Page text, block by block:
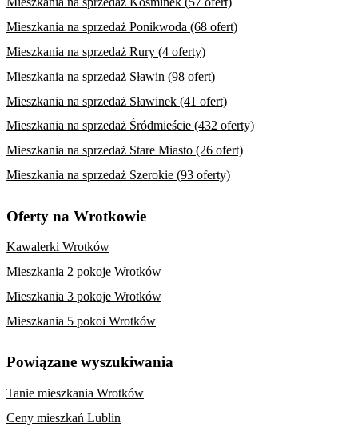
Mieszkania na sprzedaż Ponikwoda (68 ofert)
Mieszkania na sprzedaż Rury (4 oferty)
Mieszkania na sprzedaż Sławin (98 ofert)
Mieszkania na sprzedaż Sławinek (41 ofert)
Mieszkania na sprzedaż Śródmieście (432 oferty)
Mieszkania na sprzedaż Stare Miasto (26 ofert)
Mieszkania na sprzedaż Szerokie (93 oferty)
Oferty na Wrotkowie
Kawalerki Wrotków
Mieszkania 2 pokoje Wrotków
Mieszkania 3 pokoje Wrotków
Mieszkania 5 pokoi Wrotków
Powiązane wyszukiwania
Tanie mieszkania Wrotków
Ceny mieszkań Lublin